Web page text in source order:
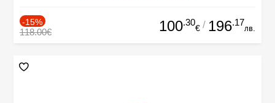
-15%
118.00€ 100.30
€ / 196.17
лв.